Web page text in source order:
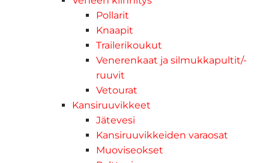
Pollarit
Knaapit
Trailerikoukut
Venerenkaat ja silmukkapultit/-
ruuvit
Vetourat
Kansiruuvikkeet
Jätevesi
Kansiruuvikkeiden varaosat
Muoviseokset